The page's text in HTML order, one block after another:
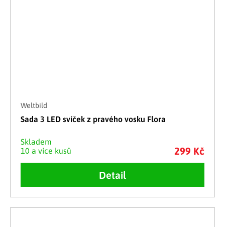
Weltbild
Sada 3 LED svíček z pravého vosku Flora
Skladem
10 a více kusů
299 Kč
Detail